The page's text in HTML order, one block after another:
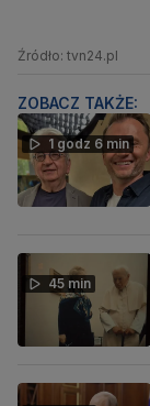
Źródło: tvn24.pl
ZOBACZ TAKŻE:
1 godz 6 min
45 min